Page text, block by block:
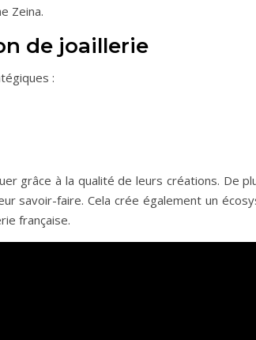
Zeina.
de joaillerie
:
grâce à la qualité de leurs créations. De
savoir-faire. Cela crée également un
française.